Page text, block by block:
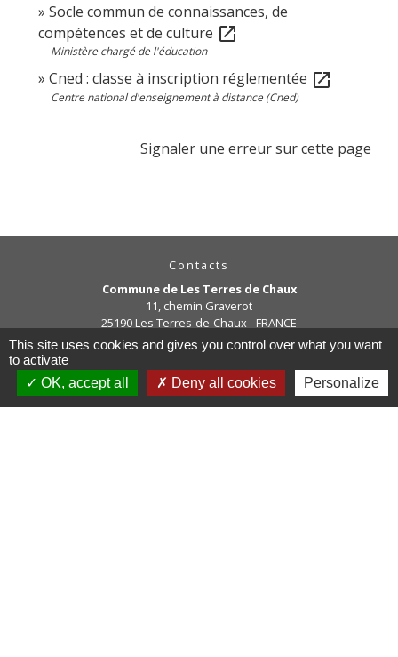
Socle commun de connaissances, de
compétences et de culture open_in_new
Ministère chargé de l'éducation
Cned : classe à inscription réglementée open_in_new
Centre national d'enseignement à distance (Cned)
Signaler une erreur sur cette page
Contacts
Commune de Les Terres de Chaux
11, chemin Graverot
25190 Les Terres-de-Chaux - FRANCE
+33 3 81 94 14 85
Contact par formulaire
This site uses cookies and gives you control over what you want
to activate
OK, accept all
Deny all cookies Personalize